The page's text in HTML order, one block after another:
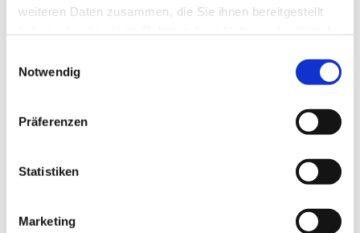
weiteren Daten zusammen, die Sie ihnen bereitgestellt
Notwendig
Präferenzen
Statistiken
Marketing
Dies könnte Sie auch